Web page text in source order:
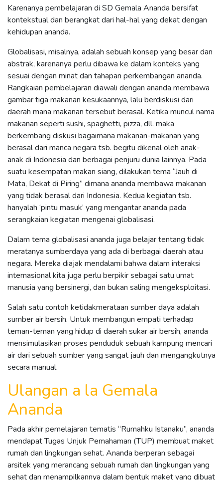
Karenanya pembelajaran di SD Gemala Ananda bersifat
kontekstual dan berangkat dari hal-hal yang dekat dengan
kehidupan ananda.
Globalisasi, misalnya, adalah sebuah konsep yang besar dan
abstrak, karenanya perlu dibawa ke dalam konteks yang
sesuai dengan minat dan tahapan perkembangan ananda.
Rangkaian pembelajaran diawali dengan ananda membawa
gambar tiga makanan kesukaannya, lalu berdiskusi dari
daerah mana makanan tersebut berasal. Ketika muncul nama
makanan seperti sushi, spaghetti, pizza, dll. maka
berkembang diskusi bagaimana makanan-makanan yang
berasal dari manca negara tsb. begitu dikenal oleh anak-
anak di Indonesia dan berbagai penjuru dunia lainnya. Pada
suatu kesempatan makan siang, dilakukan tema “Jauh di
Mata, Dekat di Piring” dimana ananda membawa makanan
yang tidak berasal dari Indonesia. Kedua kegiatan tsb.
hanyalah ‘pintu masuk’ yang mengantar ananda pada
serangkaian kegiatan mengenai globalisasi.
Dalam tema globalisasi ananda juga belajar tentang tidak
meratanya sumberdaya yang ada di berbagai daerah atau
negara. Mereka diajak mendalami bahwa dalam interaksi
internasional kita juga perlu berpikir sebagai satu umat
manusia yang bersinergi, dan bukan saling mengeksploitasi.
Salah satu contoh ketidakmerataan sumber daya adalah
sumber air bersih. Untuk membangun empati terhadap
teman-teman yang hidup di daerah sukar air bersih, ananda
mensimulasikan proses penduduk sebuah kampung mencari
air dari sebuah sumber yang sangat jauh dan mengangkutnya
secara manual.
Ulangan a la Gemala
Ananda
Pada akhir pemelajaran tematis “Rumahku Istanaku”, ananda
mendapat Tugas Unjuk Pemahaman (TUP) membuat maket
rumah dan lingkungan sehat. Ananda berperan sebagai
arsitek yang merancang sebuah rumah dan lingkungan yang
sehat dan menampilkannya dalam bentuk maket yang dibuat